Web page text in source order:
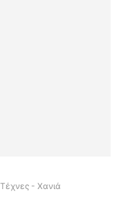
- Χανιά